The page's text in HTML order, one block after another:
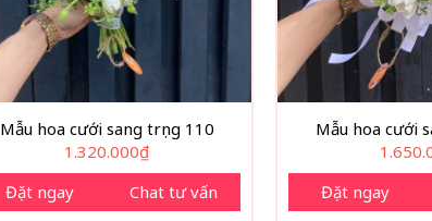
Mẫu hoa cưới sang trọng 110
1.320.000₫
Đặt ngay
Chat tư vấn
Mẫu hoa cưới
Đặt ngay